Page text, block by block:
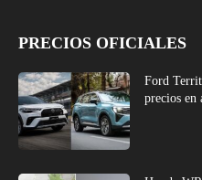
PRECIOS OFICIALES
Ford
precios en